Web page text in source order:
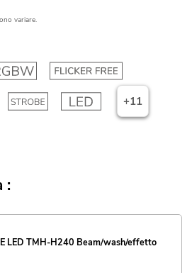
variare.
+11
:
LED TMH-H240 Beam/wash/effetto